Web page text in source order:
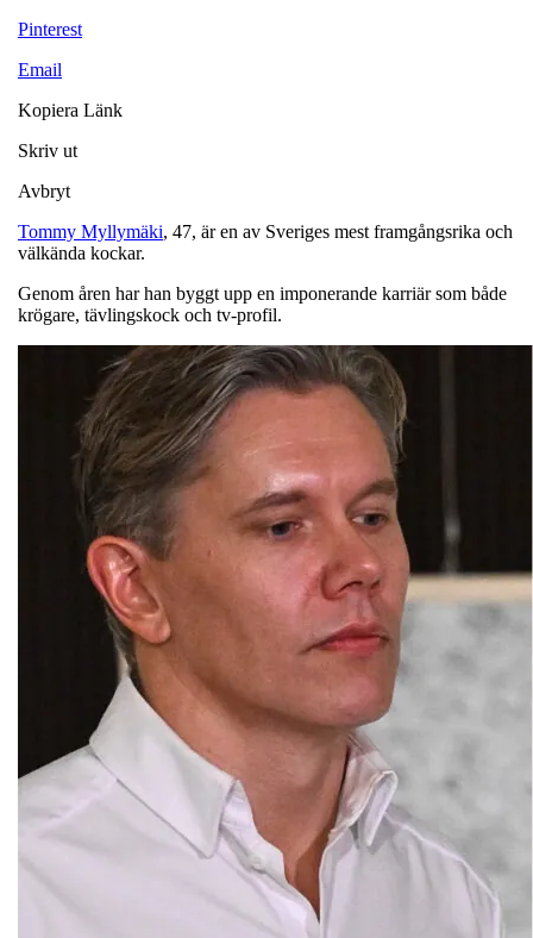
Pinterest
Email
Kopiera Länk
Skriv ut
Avbryt
Tommy Myllymäki, 47, är en av Sveriges mest framgångsrika och
välkända kockar.
Genom åren har han byggt upp en imponerande karriär som både
krögare, tävlingskock och tv-profil.